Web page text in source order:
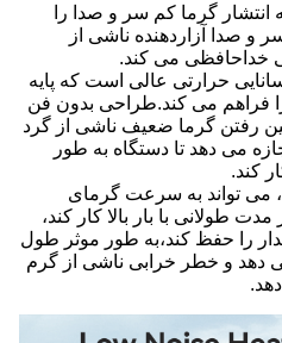
گرما کم سر و صدا را
و صدا آزاردهنده ناشی از
خداحافظی می کند.
حرارتی عالی است که پایه
فراهم می کند.طراحی بدون فن
رفتن گرما ضعیف ناشی از گرد
می دهد تا دستگاه به طور
کند.
می تواند به سرعت گرمای
طولانی با بار بالا کار کند،
را حفظ کند،به طور موثر طول
دهد و خطر خرابی ناشی از گرم